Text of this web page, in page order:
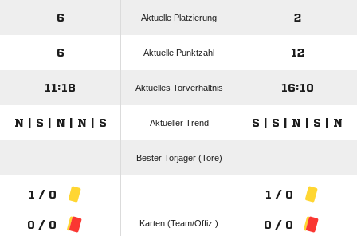
6 Aktuelle Platzierung 2
6 Aktuelle Punktzahl 12
11:18 Aktuelles Torverhältnis 16:10
N | S | N | N | S Aktueller Trend S | S | N | S | N
Bester Torjäger (Tore)
1 / 0
0 / 0 Karten (Team/Offiz.)
1 / 0
0 / 0